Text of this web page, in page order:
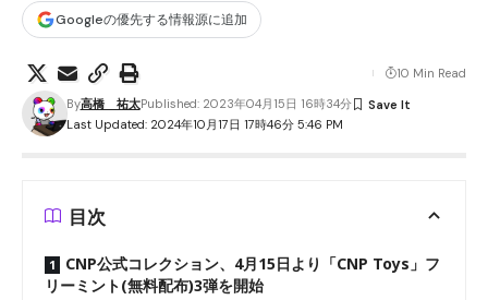
Googleの優先する情報源に追加
Last Updated: 2024年10月17日 17時46分 5:46 PM
By高橋 祐太Published: 2023年04月15日 16時34分
10 Min Read
目次
CNP公式コレクション、4月15日より「CNP Toys」フ
リーミント(無料配布)3弾を開始